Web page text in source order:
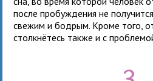
после пробуждения не
свежим и бодрым. Кроме того,
столкнётесь также и с
3